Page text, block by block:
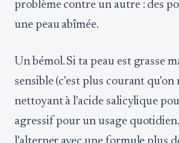
problème contre un autre : des
une peau abîmée.
Un bémol. Si ta peau est grasse
sensible (c'est plus courant qu'on
nettoyant à l'acide salicylique
agressif pour un usage quotidien.